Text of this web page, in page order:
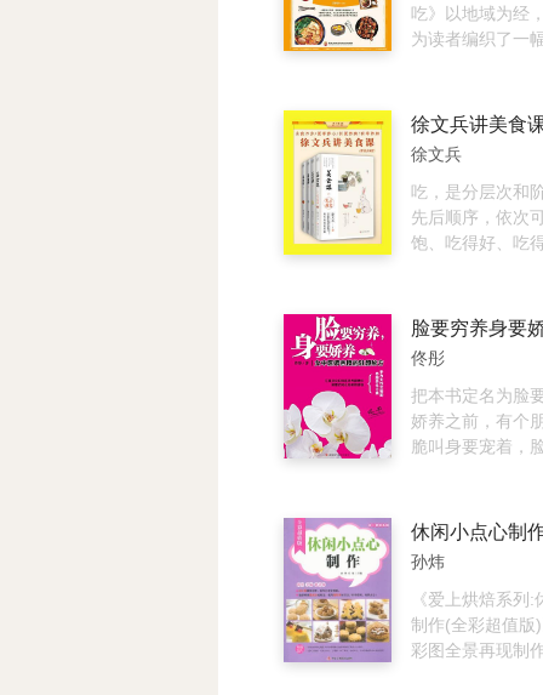
用，通过本书可
有哪些不同”“唐
有哪些”“古人的
保每一个问题的
的史料支撑，一
对古人饮食生活
吃》以地域为经
为读者编织了一
小吃、江南小吃
滇桂黔小吃、湖
广东小吃、港
为历史悠久、富
域特色的美食，
本地人都爱吃的
小吃的由来与故
图片精美、步骤
手，让您在家就
各地经典小吃。
徐文兵
吃，是分层次和
先后顺序，依次
饱、吃得好、吃
质到饮食文化，
有不同的吃法。
系列是在中国传
基础上，遵循天
想，根据中医中
承，按照食材不
的“美其食”，追
与自己和，与家
和的“知道者”境
饭、看地吃饭、
循中医营养学的
根据南北方饮食
脸要穷养身要
佟彤
把本书定名为脸
娇养之前，有个
脆叫身要宠着，
斟酌，言必“食疗
膳”的“宅女”。
名有点儿“狠”，
解、不接受，因
养”面容、懂得“
人，现在已经是
休闲小点心制
孙炜
《爱上烘焙系列
制作(全彩超值版
彩图全景再现制